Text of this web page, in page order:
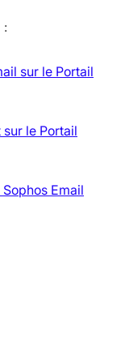
:
sur le Portail
sur le Portail
Email